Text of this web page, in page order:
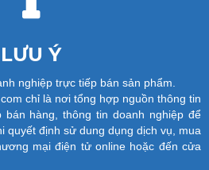
LƯU Ý
nghiệp trực tiếp bán sản phẩm.
chỉ là nơi tổng hợp nguồn thông tin
hàng, thông tin doanh nghiệp để
quyết định sử dung dụng dịch vụ, mua
mại điện tử online hoặc đến cửa